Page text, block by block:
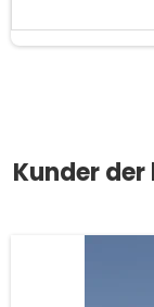
Kunder